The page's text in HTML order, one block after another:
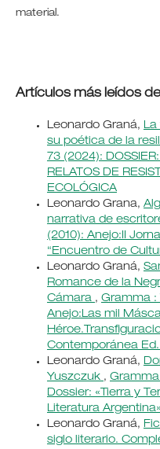
material.
Artículos más leídos
Leonardo Graná,
su poética de la
73 (2024):
RELATOS DE
ECOLÓGICA
Leonardo Grana,
narrativa de
(2010): Anejo:II
“Encuentro de
Leonardo Graná,
Romance de la
Cámara , Gramma :
Anejo:Las mil
Contemporánea
Leonardo Graná,
Yuszczuk , Gramma
Dossier: «Tierra y
Literatura Argentina»
Leonardo Graná,
siglo literario.